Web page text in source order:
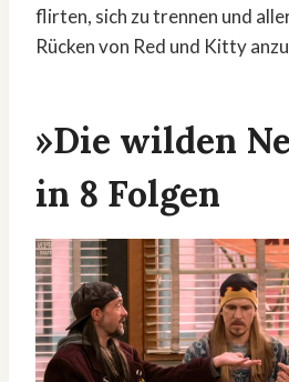
flirten, sich zu trennen und
Rücken von Red und Kitty
»Die wilden
in 8 Folgen